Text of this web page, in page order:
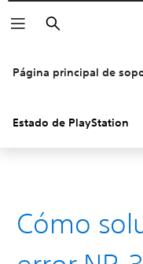
Buscar
Página principal de
Estado de PlayStation
Cómo